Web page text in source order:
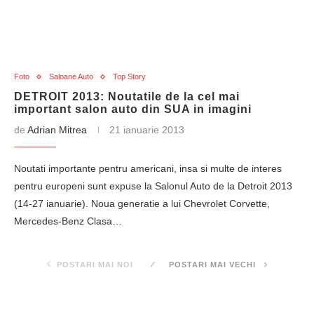
Foto Saloane Auto Top Story
DETROIT 2013: Noutatile de la cel mai
important salon auto din SUA in imagini
de Adrian Mitrea 21 ianuarie 2013
Noutati importante pentru americani, insa si multe de interes
pentru europeni sunt expuse la Salonul Auto de la Detroit 2013
(14-27 ianuarie). Noua generatie a lui Chevrolet Corvette,
Mercedes-Benz Clasa…
POSTARI MAI NOI POSTARI MAI VECHI